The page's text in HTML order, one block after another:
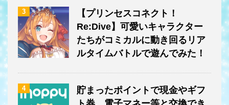
3
【プリンセスコネクト！
Re:Dive】可愛いキャラクター
たちがコミカルに動き回るリア
ルタイムバトルで遊んでみた！
4
貯まったポイントで現金やギフ